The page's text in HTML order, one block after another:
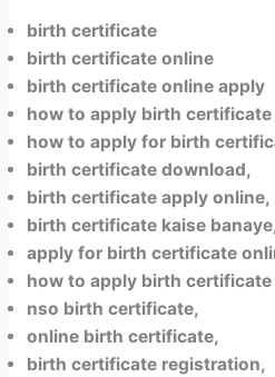
birth certificate
birth certificate online
birth certificate online apply
how to apply birth certificate
how to apply for birth
birth certificate download,
birth certificate apply online,
birth certificate kaise
apply for birth certificate
how to apply birth certificate
nso birth certificate,
online birth certificate,
birth certificate registration,